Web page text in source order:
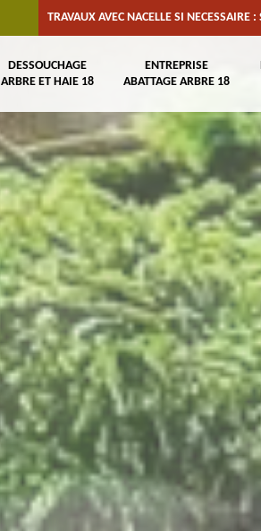
TRAVAUX AVEC NACELLE SI NECESSAIRE
DESSOUCHAGE
ARBRE ET HAIE 18
ENTREPRISE
ABATTAGE ARBRE 18